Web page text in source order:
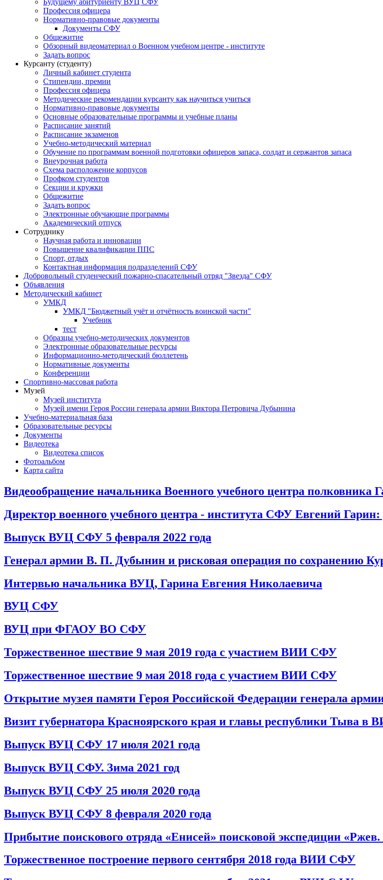
Будущему абитуриенту ВУЦ СФУ
Профессия офицера
Нормативно-правовые документы
Документы СФУ
Общежитие
Обзорный видеоматериал о Военном учебном центре - институте
Задать вопрос
Курсанту (студенту)
Личный кабинет студента
Стипендии, премии
Профессия офицера
Методические рекомендации курсанту как научиться учиться
Нормативно-правовые документы
Основные образовательные программы и учебные планы
Расписание занятий
Расписание экзаменов
Учебно-методический материал
Обучение по программам военной подготовки офицеров запаса, солдат и сержантов запаса
Внеурочная работа
Схема расположение корпусов
Профком студентов
Секции и кружки
Общежитие
Задать вопрос
Электронные обучающие программы
Академический отпуск
Сотруднику
Научная работа и инновации
Повышение квалификации ППС
Спорт, отдых
Контактная информация подразделений СФУ
Добровольный студенческий пожарно-спасательный отряд "Звезда" СФУ
Объявления
Методический кабинет
УМКД
УМКД "Бюджетный учёт и отчётность воинской части"
Учебник
тест
Образцы учебно-методических документов
Электронные образовательные ресурсы
Информационно-методический бюллетень
Нормативные документы
Конференции
Спортивно-массовая работа
Музей
Музей института
Музей имени Героя России генерала армии Виктора Петровича Дубынина
Учебно-материальная база
Образовательные ресурсы
Документы
Видеотека
Видеотека список
Фотоальбом
Карта сайта
Видеообращение начальника Военного учебного центра полковника
Директор военного учебного центра - института СФУ Евгений
Выпуск ВУЦ СФУ 5 февраля 2022 года
Генерал армии В. П. Дубынин и рисковая операция по сохранению
Интервью начальника ВУЦ, Гарина Евгения Николаевича
ВУЦ СФУ
ВУЦ при ФГАОУ ВО СФУ
Торжественное шествие 9 мая 2019 года с участием ВИИ СФУ
Торжественное шествие 9 мая 2018 года с участием ВИИ СФУ
Открытие музея памяти Героя Российской Федерации генерала
Визит губернатора Красноярского края и главы республики Тыва
Выпуск ВУЦ СФУ 17 июля 2021 года
Выпуск ВУЦ СФУ. Зима 2021 год
Выпуск ВУЦ СФУ 25 июля 2020 года
Выпуск ВУЦ СФУ 8 февраля 2020 года
Прибытие поискового отряда «Енисей» поисковой экспедиции
Торжественное построение первого сентября 2018 года ВИИ СФУ